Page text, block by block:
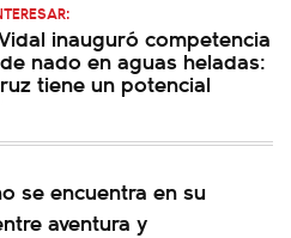
inauguró competencia
nado en aguas heladas:
tiene un potencial
se encuentra en su
aventura y